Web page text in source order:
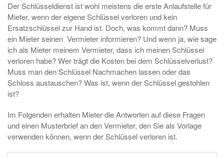
Der Schlüsseldienst ist wohl meistens die erste Anlaufstelle für
Mieter, wenn der eigene Schlüssel verloren und kein
Ersatzschlüssel zur Hand ist. Doch, was kommt dann? Muss
ein Mieter seinen Vermieter informieren? Und wenn ja, wie sage
ich als Mieter meinem Vermieter, dass ich meinen Schlüssel
verloren habe? Wer trägt die Kosten bei dem Schlüsselverlust?
Muss man den Schlüssel Nachmachen lassen oder das
Schloss austauschen? Was ist, wenn der Schlüssel gestohlen
ist?
Im Folgenden erhalten Mieter die Antworten auf diese Fragen
und einen Musterbrief an den Vermieter, den Sie als Vorlage
verwenden können, wenn der Schlüssel verloren ist.